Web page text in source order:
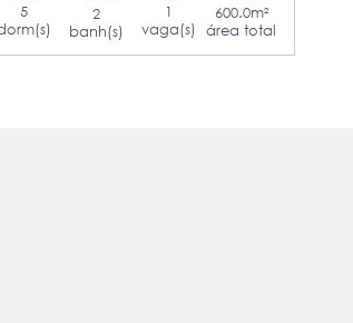
5
2
banh(s)
1
vaga(s)
600.0m²
área total